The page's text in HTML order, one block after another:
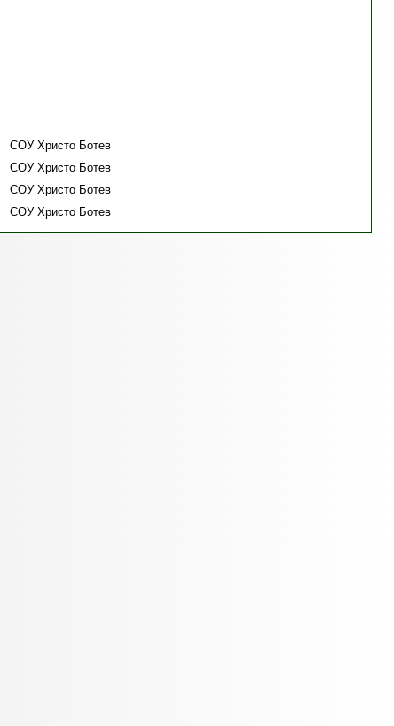
СОУ Христо Ботев
СОУ Христо Ботев
СОУ Христо Ботев
СОУ Христо Ботев